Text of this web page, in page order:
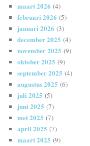
maart 2026 (4)
februari 2026 (5)
januari 2026 (3)
december 2025 (4)
november 2025 (9)
oktober 2025 (9)
september 2025 (4)
augustus 2025 (6)
juli 2025 (5)
juni 2025 (7)
mei 2025 (7)
april 2025 (7)
maart 2025 (9)